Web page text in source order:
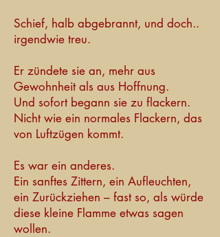
Schief, halb abgebrannt, und doch..
irgendwie treu.
Er zündete sie an, mehr aus
Gewohnheit als aus Hoffnung.
Und sofort begann sie zu flackern.
Nicht wie ein normales Flackern, das
von Luftzügen kommt.
Es war ein anderes.
Ein sanftes Zittern, ein Aufleuchten,
ein Zurückziehen – fast so, als würde
diese kleine Flamme etwas sagen
wollen.